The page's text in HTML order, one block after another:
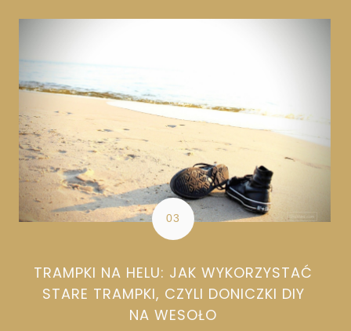
TRAMPKI NA HELU: JAK WYKORZYSTAĆ
STARE TRAMPKI, CZYLI DONICZKI DIY
NA WESOŁO